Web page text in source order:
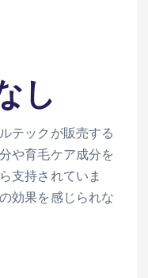
し
テックが販売する
や育毛ケア成分を
支持されていま
効果を感じられな